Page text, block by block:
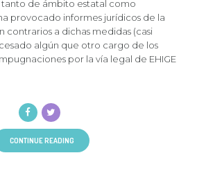
tanto de ámbito estatal como
provocado informes jurídicos de la
contrarios a dichas medidas (casi
algún que otro cargo de los
por la vía legal de EHIGE
CONTINUE READING